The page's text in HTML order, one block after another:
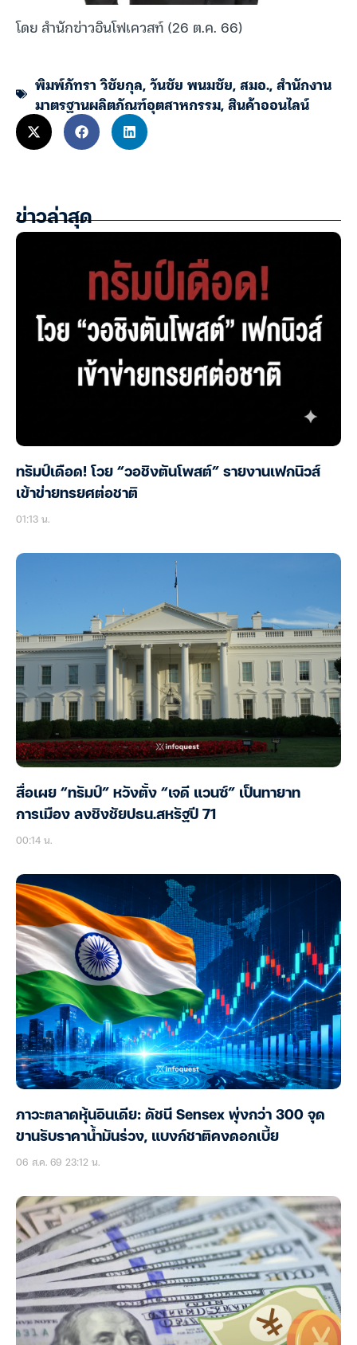
โดย สำนักข่าวอินโฟเควสท์ (26 ต.ค. 66)
พิมพ์ภัทรา วิชัยกุล,วันชัย พนมชัย,สมอ.,สำนักงาน
มาตรฐานผลิตภัณฑ์อุตสาหกรรม,สินค้าออนไลน์
ข่าวล่าสุด
ทรัมป์เดือด! โวย “วอชิงตันโพสต์” รายงานเฟกนิวส์
เข้าข่ายทรยศต่อชาติ
01:13 น.
สื่อเผย “ทรัมป์” หวังตั้ง “เจดี แวนซ์” เป็นทายาท
การเมือง ลงชิงชัยปธน.สหรัฐปี 71
00:14 น.
ภาวะตลาดหุ้นอินเดีย: ดัชนี Sensex พุ่งกว่า 300 จุด
ขานรับราคาน้ำมันร่วง, แบงก์ชาติคงดอกเบี้ย
06 ส.ค. 69 23:12 น.